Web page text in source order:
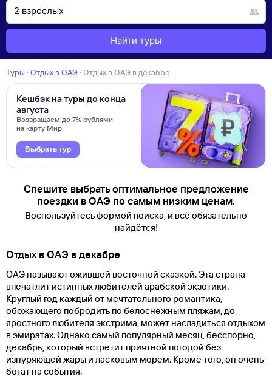
Найти туры
Туры · Отдых в ОАЭ · отдых в ОАЭ в декабре
Кешбэк на туры до конца
августа
Возвращаем до 7% рублями
на карту Мир
Выбрать тур
Спешите выбрать оптимальное предложение
поездки в ОАЭ по самым низким ценам.
Воспользуйтесь формой поиска, и всё обязательно
найдётся!
Отдых в ОАЭ в декабре
ОАЭ называют ожившей восточной сказкой. Эта страна
впечатлит истинных любителей арабской экзотики.
Круглый год каждый от мечтательного романтика,
обожающего побродить по белоснежным пляжам, до
яростного любителя экстрима, может насладиться отдыхом
в эмиратах. Однако самый популярный месяц, бесспорно,
декабрь, который встретит приятной погодой без
изнуряющей жары и ласковым морем. Кроме того, он очень
богат на события.